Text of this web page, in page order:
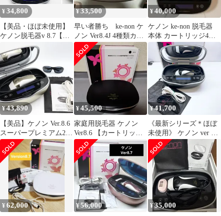
¥34,800
【美品・ほぼ未使用】
ケノン脱毛器v 8.7【残
量99.9%】
¥33,500
早い者勝ち ke-non ケ
ノン Ver8.4J 4種類カー
トリッジ付き
¥40,000
ケノン ke-non 脱毛器
本体 カートリッジ4個
付き
¥43,890
【美品】ケノン Ver.8.6
スーパープレミアム2カ
ートリッジ付き 脱毛器
kenon 本体
¥45,500
家庭用脱毛器 ケノン
Ver8.6 【カートリッジ
の残量多めです】
¥41,700
《最新シリーズ＊ほぼ
未使用》 ケノン ver 8.6
スーパープレミアム 2
カートリッジ 付き エム
テック KE-NON ke-non
脱毛器 ,2607N414
¥62,000 ¥56,000 ¥35,000